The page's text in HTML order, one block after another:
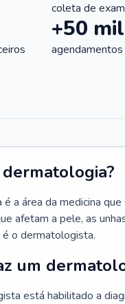
coleta de
+50 mil
a área da medicina
afetam a pele, as
o dermatologista.
um
está habilitado a